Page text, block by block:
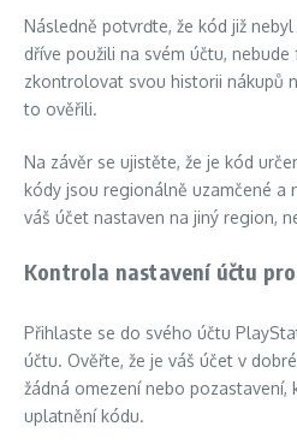
Následně potvrďte, že kód již
dříve použili na svém účtu,
zkontrolovat svou historii nákupů
to ověřili.
Na závěr se ujistěte, že je kód
kódy jsou regionálně uzamčené a
váš účet nastaven na jiný region,
Kontrola nastavení účtu
Přihlaste se do svého účtu
účtu. Ověřte, že je váš účet v
žádná omezení nebo
uplatnění kódu.